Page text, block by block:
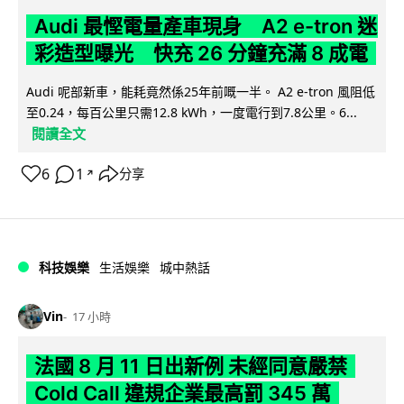
Audi 最慳電量產車現身 A2 e-tron 迷
彩造型曝光 快充 26 分鐘充滿 8 成電
Audi 呢部新車，能耗竟然係25年前嘅一半。 A2 e-tron 風阻低
至0.24，每百公里只需12.8 kWh，一度電行到7.8公里。6...
閱讀全文
6 1 ↗ 分享
科技娛樂 生活娛樂 城中熱話
Vin 17 小時
法國 8 月 11 日出新例 未經同意嚴禁
Cold Call 違規企業最高罰 345 萬